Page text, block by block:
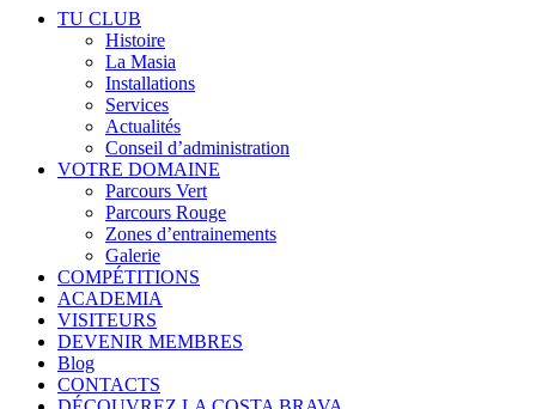
TU CLUB
Histoire
La Masia
Installations
Services
Actualités
Conseil d’administration
VOTRE DOMAINE
Parcours Vert
Parcours Rouge
Zones d’entrainements
Galerie
COMPÉTITIONS
ACADEMIA
VISITEURS
DEVENIR MEMBRES
Blog
CONTACTS